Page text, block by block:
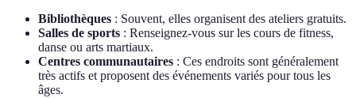
Bibliothèques : Souvent, elles organisent des ateliers gratuits.
Salles de sports : Renseignez-vous sur les cours de fitness,
danse ou arts martiaux.
Centres communautaires : Ces endroits sont généralement
très actifs et proposent des événements variés pour tous les
âges.